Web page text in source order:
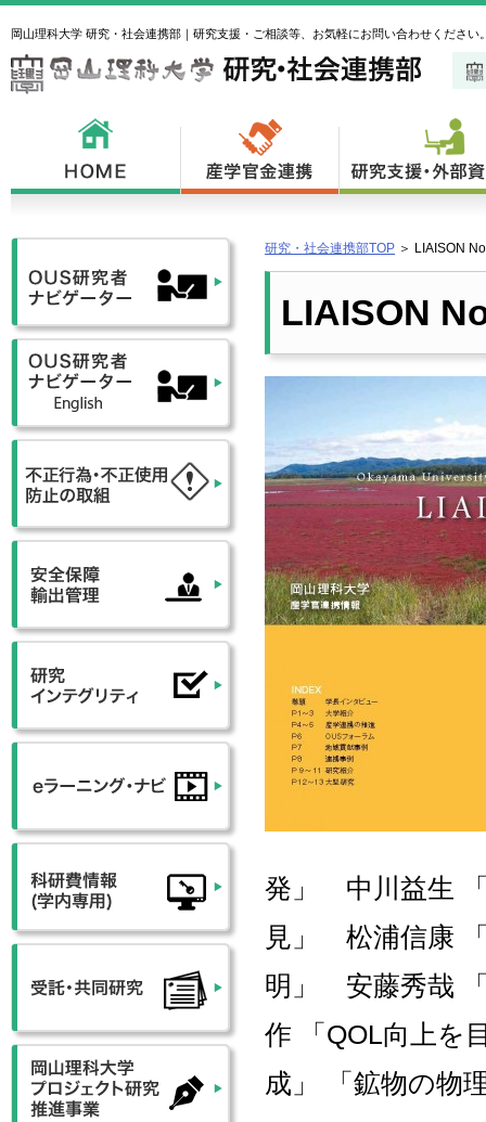
岡山理科大学 研究・社会連携部｜研究支援・ご相談等、お気軽にお問い合わせください
研究・社会連携部TOP ＞ LIAISON
LIAISON
発」 中川益生
見」 松浦信康
明」 安藤秀哉
作 「QOL向上を
成」 「鉱物の物